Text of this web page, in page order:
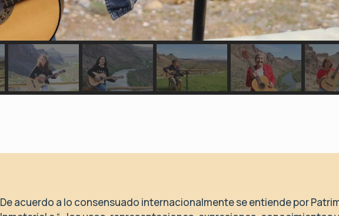
De acuerdo a lo consensuado internacionalmente se entiende por